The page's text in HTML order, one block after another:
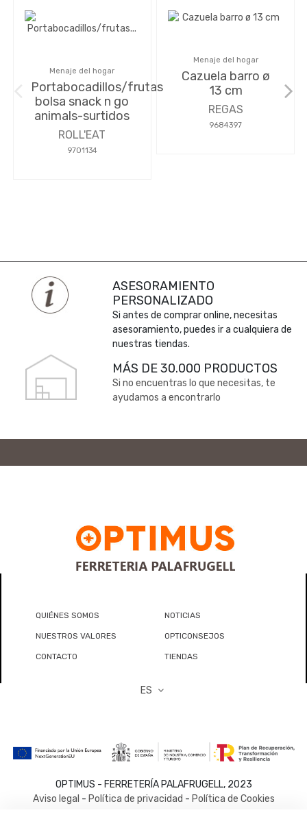
Menaje del hogar
Portabocadillos/frutas
bolsa snack n go
animals-surtidos
ROLL'EAT
9701134
Menaje del hogar
Cazuela barro ø
13 cm
REGAS
9684397
ASESORAMIENTO
PERSONALIZADO
Si antes de comprar online, necesitas
asesoramiento, puedes ir a cualquiera de
nuestras tiendas.
MÁS DE 30.000 PRODUCTOS
Si no encuentras lo que necesitas, te
ayudamos a encontrarlo
QUIÉNES SOMOS NOTICIAS
NUESTROS VALORES OPTICONSEJOS
CONTACTO TIENDAS
ES
OPTIMUS - FERRETERÍA PALAFRUGELL, 2023
Aviso legal - Política de privacidad - Política de Cookies